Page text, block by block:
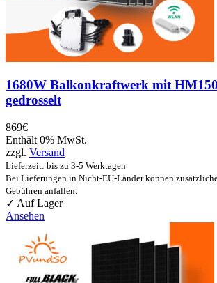
1680W Balkonkraftwerk mit
gedrosselt
869€
Enthält 0% MwSt.
zzgl. Versand
Lieferzeit: bis zu 3-5 Werktagen
Bei Lieferungen in Nicht-EU-Länder können
Gebühren anfallen.
✓ Auf Lager
Ansehen